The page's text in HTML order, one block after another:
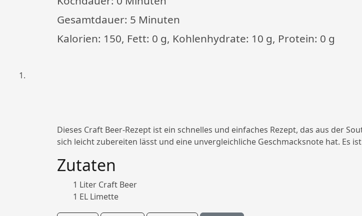
Gesamtdauer: 5 Minuten
Kalorien: 150, Fett: 0 g, Kohlenhydrate: 10 g, Protein: 0 g
Dieses Craft Beer-Rezept ist ein schnelles und einfaches Rezept, das aus der
sich leicht zubereiten lässt und eine unvergleichliche Geschmacksnote hat. Es
Zutaten
1 Liter Craft Beer
1 EL Limette